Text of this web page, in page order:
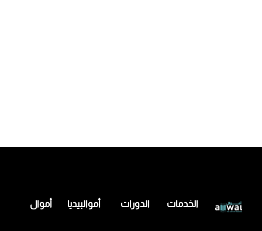
الخدمات الدورات أموالبيديا أموال